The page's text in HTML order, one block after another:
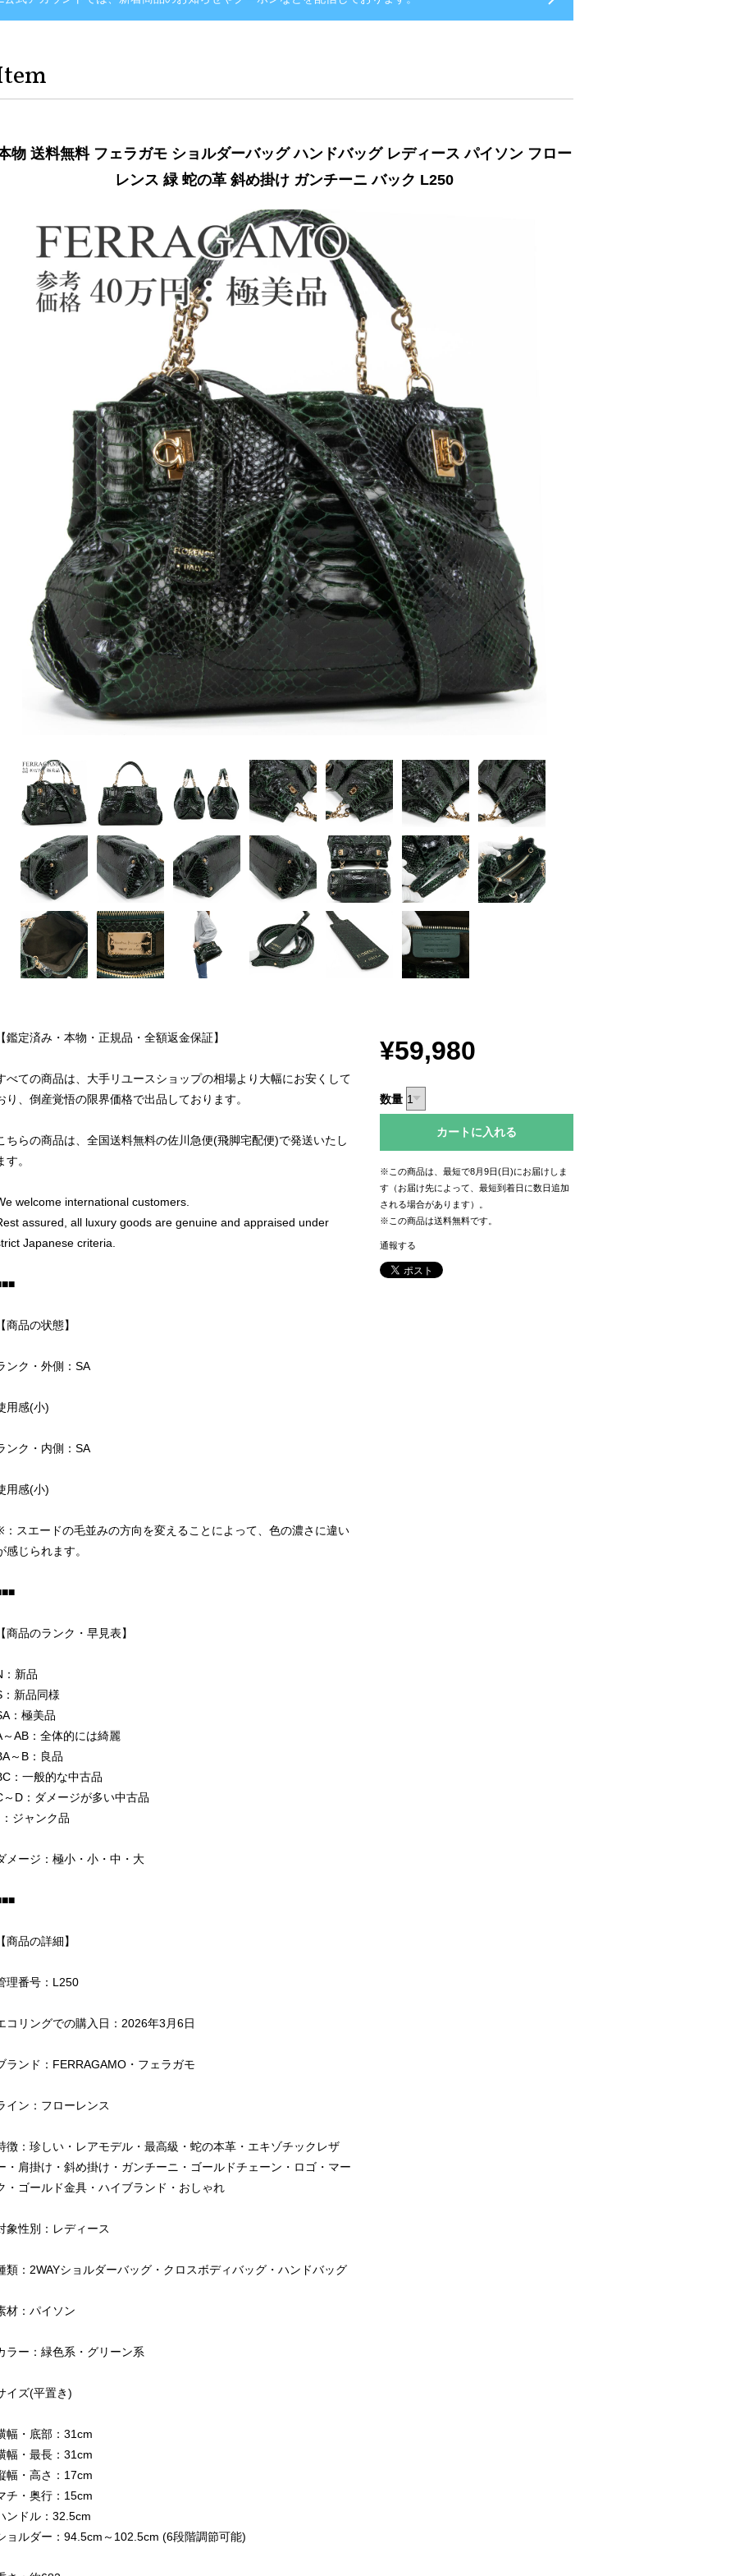
物 送料無料 フェラガモ ショルダーバッグ ハンドバッグ レディース パイソン フロー
レンス 緑 蛇の革 斜め掛け ガンチーニ バック L250
鑑定済み・本物・正規品・全額返金保証】
べての商品は、大手リユースショップの相場より大幅にお安くして
り、倒産覚悟の限界価格で出品しております。
ちらの商品は、全国送料無料の佐川急便(飛脚宅配便)で発送いたし
す。
welcome international customers.
assured, all luxury goods are genuine and appraised under
Japanese criteria.
商品の状態】
ンク・外側：SA
用感(小)
ンク・内側：SA
用感(小)
スエードの毛並みの方向を変えることによって、色の濃さに違い
感じられます。
商品のランク・早見表】
：新品
：新品同様
：極美品
～AB：全体的には綺麗
～B：良品
：一般的な中古品
～D：ダメージが多い中古品
ジャンク品
メージ：極小・小・中・大
商品の詳細】
理番号：L250
コリングでの購入日：2026年3月6日
ランド：FERRAGAMO・フェラガモ
イン：フローレンス
徴：珍しい・レアモデル・最高級・蛇の本革・エキゾチックレザ
・肩掛け・斜め掛け・ガンチーニ・ゴールドチェーン・ロゴ・マー
・ゴールド金具・ハイブランド・おしゃれ
象性別：レディース
類：2WAYショルダーバッグ・クロスボディバッグ・ハンドバッグ
材：パイソン
ラー：緑色系・グリーン系
イズ(平置き)
幅・底部：31cm
幅・最長：31cm
幅・高さ：17cm
チ・奥行：15cm
ンドル：32.5cm
ョルダー：94.5cm～102.5cm (6段階調節可能)
¥59,980
数量
カートに入れる
※この商品は、最短で8月9日(日)にお届けしま
す（お届け先によって、最短到着日に数日追加
される場合があります）。
※この商品は送料無料です。
通報する